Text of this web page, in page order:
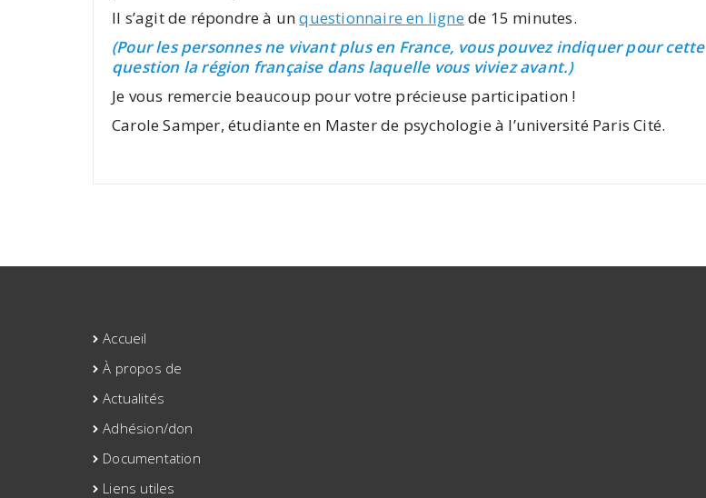
Il s’agit de répondre à unquestionnaire en lignede 15 minutes.
(Pour les personnes ne vivant plus en France, vous pouvez indiquer pour cette
question la région française dans laquelle vous viviez avant.)
Je vous remercie beaucoup pour votre précieuse participation !
Carole Samper, étudiante en Master de psychologie à l’université Paris Cité.
Accueil
À propos de
Actualités
Adhésion/don
Documentation
Liens utiles